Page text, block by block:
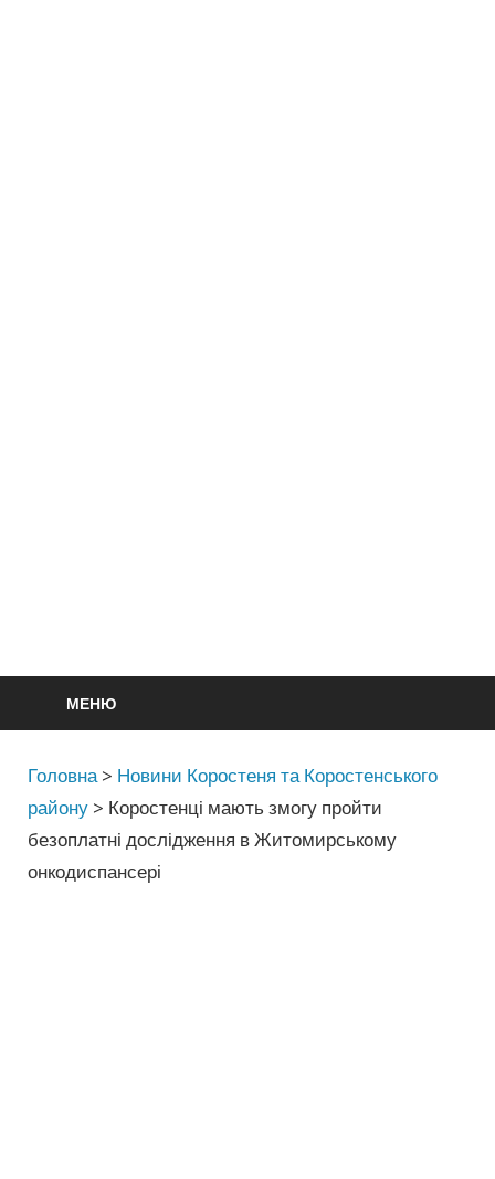
МЕНЮ
Головна > Новини Коростеня та Коростенського
району > Коростенці мають змогу пройти
безоплатні дослідження в Житомирському
онкодиспансері